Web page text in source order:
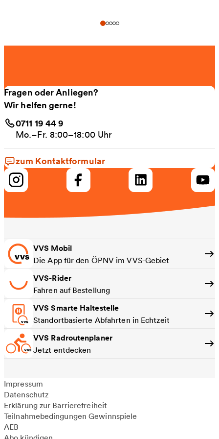
Fragen oder Anliegen?
Wir helfen gerne!
0711 19 44 9
Mo.–Fr. 8:00–18:00 Uhr
zum Kontaktformular
VVS Mobil
Die App für den ÖPNV im VVS-Gebiet
VVS-Rider
Fahren auf Bestellung
VVS Smarte Haltestelle
Standortbasierte Abfahrten in Echtzeit
VVS Radroutenplaner
Jetzt entdecken
Impressum
Datenschutz
Erklärung zur Barrierefreiheit
Teilnahmebedingungen Gewinnspiele
AEB